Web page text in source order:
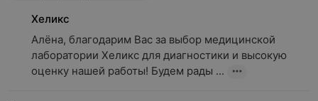
Хеликс
Алёна, благодарим Вас за выбор медицинской
лаборатории Хеликс для диагностики и высокую
оценку нашей работы! Будем рады ...